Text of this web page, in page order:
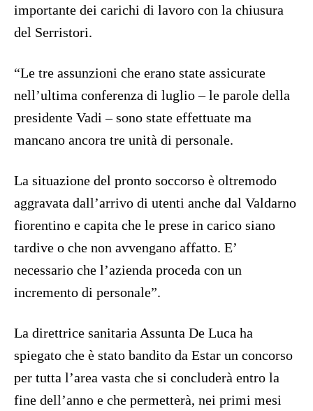
importante dei carichi di lavoro con la chiusura
del Serristori.
“Le tre assunzioni che erano state assicurate
nell’ultima conferenza di luglio – le parole della
presidente Vadi – sono state effettuate ma
mancano ancora tre unità di personale.
La situazione del pronto soccorso è oltremodo
aggravata dall’arrivo di utenti anche dal Valdarno
fiorentino e capita che le prese in carico siano
tardive o che non avvengano affatto. E’
necessario che l’azienda proceda con un
incremento di personale”.
La direttrice sanitaria Assunta De Luca ha
spiegato che è stato bandito da Estar un concorso
per tutta l’area vasta che si concluderà entro la
fine dell’anno e che permetterà, nei primi mesi